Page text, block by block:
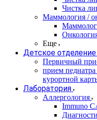
Чистка
Маммология /
Еще
Детское отделение
Первичный
прием
курортной
Лаборатория
Аллергология
Immuno